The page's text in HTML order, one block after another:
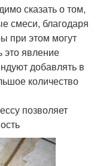
сказать о том,
смеси, благодаря
при этом могут
это явление
добавлять в
количество
позволяет